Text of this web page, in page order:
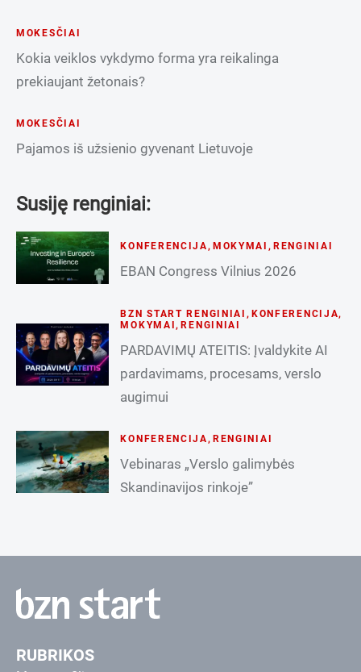
MOKESČIAI
Kokia veiklos vykdymo forma yra reikalinga
prekiaujant žetonais?
MOKESČIAI
Pajamos iš užsienio gyvenant Lietuvoje
Susiję renginiai:
KONFERENCIJA , MOKYMAI , RENGINIAI
EBAN Congress Vilnius 2026
BZN START RENGINIAI , KONFERENCIJA,
MOKYMAI ,RENGINIAI
PARDAVIMŲ ATEITIS: Įvaldykite AI
pardavimams, procesams, verslo
augimui
KONFERENCIJA , RENGINIAI
Vebinaras „Verslo galimybės
Skandinavijos rinkoje”
RUBRIKOS